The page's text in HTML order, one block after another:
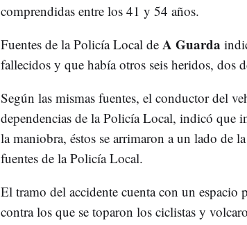
comprendidas entre los 41 y 54 años.
Fuentes de la Policía Local de A Guarda
fallecidos y que había otros seis heridos, dos
Según las mismas fuentes, el conductor del
dependencias de la Policía Local, indicó que
la maniobra, éstos se arrimaron a un lado de
fuentes de la Policía Local.
El tramo del accidente cuenta con un espacio
contra los que se toparon los ciclistas y